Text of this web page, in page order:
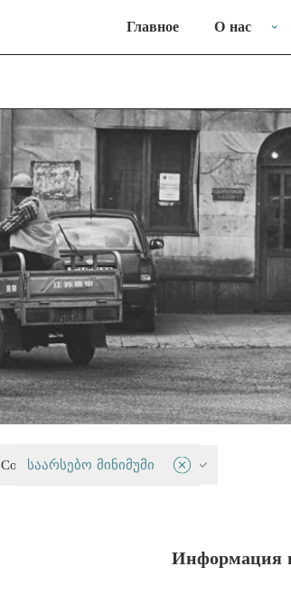
Главное О нас
Социальная политика
საარსებო მინიმუმი
Информация